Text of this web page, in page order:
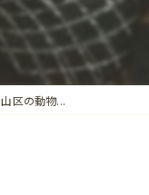
区の動物...